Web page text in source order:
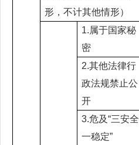
形，不计其他情形）
1.属于国家秘
密
2.其他法律行
政法规禁止公
开
3.危及“三安全
一稳定”